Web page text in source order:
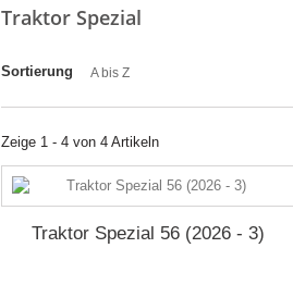
Traktor Spezial
Sortierung A bis Z
Zeige 1 - 4 von 4 Artikeln
Traktor Spezial 56 (2026 - 3)